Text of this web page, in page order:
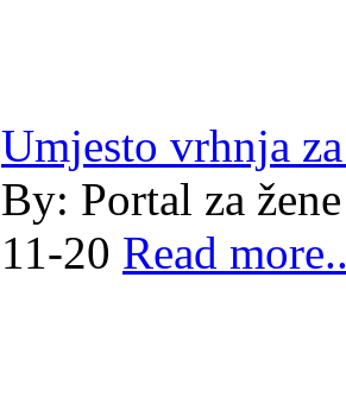
Umjesto vrhnja
By: Portal za žene
11-20 Read